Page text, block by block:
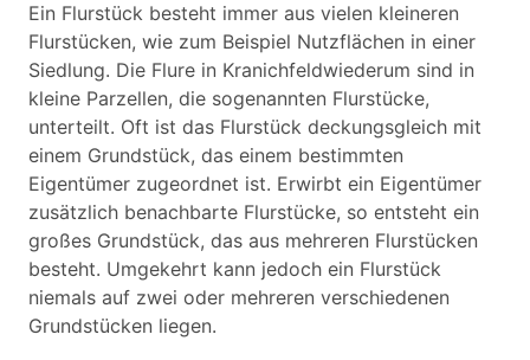
Ein Flurstück besteht immer aus vielen kleineren
Flurstücken, wie zum Beispiel Nutzflächen in einer
Siedlung. Die Flure in Kranichfeldwiederum sind in
kleine Parzellen, die sogenannten Flurstücke,
unterteilt. Oft ist das Flurstück deckungsgleich mit
einem Grundstück, das einem bestimmten
Eigentümer zugeordnet ist. Erwirbt ein Eigentümer
zusätzlich benachbarte Flurstücke, so entsteht ein
großes Grundstück, das aus mehreren Flurstücken
besteht. Umgekehrt kann jedoch ein Flurstück
niemals auf zwei oder mehreren verschiedenen
Grundstücken liegen.